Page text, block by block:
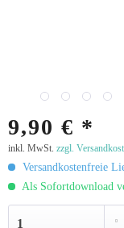
9,90 € *
inkl. MwSt. zzgl.
Versandkostenfreie
Als Sofortdownload